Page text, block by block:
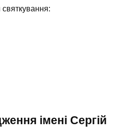
імені Сергій